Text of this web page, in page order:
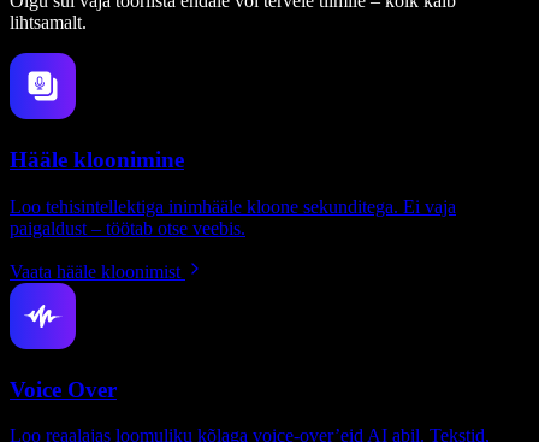
lihtsamalt.
Hääle kloonimine
Loo tehisintellektiga inimhääle kloone sekunditega. Ei vaja
paigaldust – töötab otse veebis.
Vaata hääle kloonimist
Voice Over
Loo reaalajas loomuliku kõlaga voice-over’eid AI abil. Tekstid,